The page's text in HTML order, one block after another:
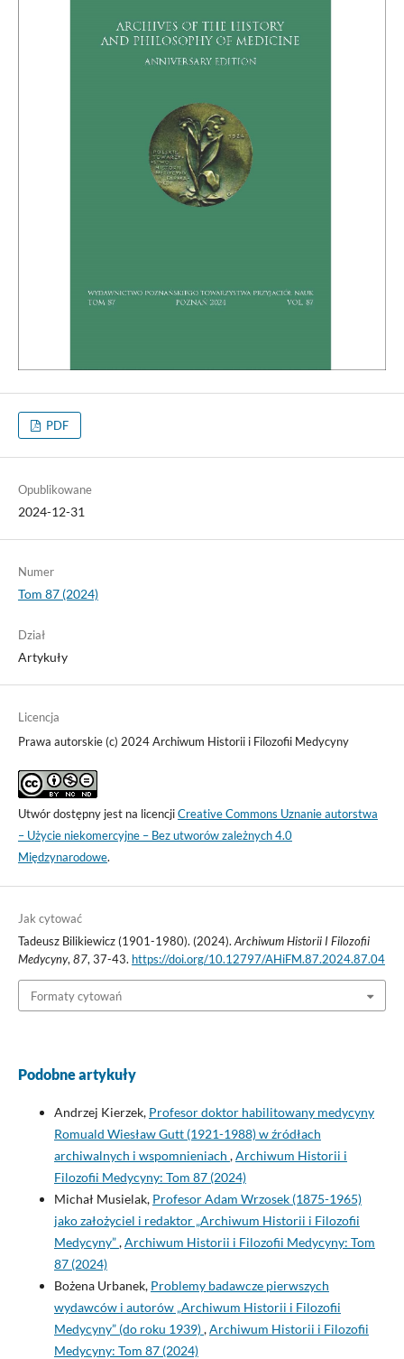
PDF
Opublikowane
2024-12-31
Numer
Tom 87 (2024)
Dział
Artykuły
Licencja
Prawa autorskie (c) 2024 Archiwum Historii i Filozofii Medycyny
Utwór dostępny jest na licencjiCreative Commons Uznanie autorstwa
– Użycie niekomercyjne – Bez utworów zależnych 4.0
Międzynarodowe.
Jak cytować
Tadeusz Bilikiewicz (1901-1980). (2024).Archiwum Historii I Filozofii
Medycyny,87, 37-43. https://doi.org/10.12797/AHiFM.87.2024.87.04
Formaty cytowań
Podobne artykuły
Andrzej Kierzek, Profesor doktor habilitowany medycyny
Romuald Wiesław Gutt (1921-1988) w źródłach
archiwalnych i wspomnieniach ,Archiwum Historii i
Filozofii Medycyny: Tom 87 (2024)
Michał Musielak, Profesor Adam Wrzosek (1875-1965)
jako założyciel i redaktor „Archiwum Historii i Filozofii
Medycyny”,Archiwum Historii i Filozofii Medycyny: Tom
87 (2024)
Bożena Urbanek, Problemy badawcze pierwszych
wydawców i autorów „Archiwum Historii i Filozofii
Medycyny” (do roku 1939),Archiwum Historii i Filozofii
Medycyny: Tom 87 (2024)